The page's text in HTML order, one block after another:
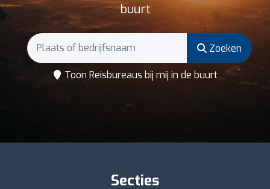
buurt
Zoeken
Toon Reisbureaus bij mij in de buurt
Secties